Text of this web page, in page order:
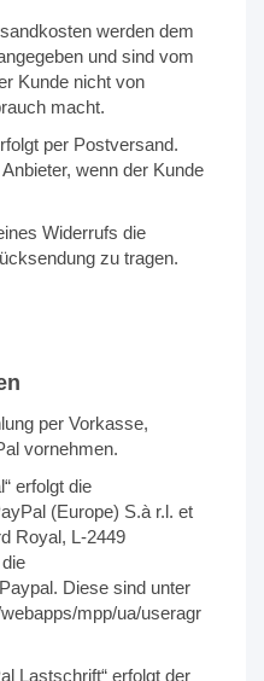
werden dem
und sind vom
Kunde nicht von
macht.
per Postversand.
wenn der Kunde
Widerrufs die
zu tragen.
per Vorkasse,
vornehmen.
erfolgt die
(Europe) S.à r.l. et
Royal, L-2449
Diese sind unter
mpp/ua/useragr
Lastschrift“ erfolgt der